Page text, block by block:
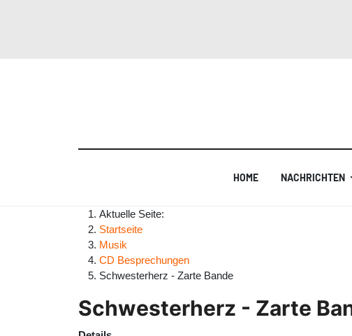
HOME NACHRICHTEN
Aktuelle Seite:
Startseite
Musik
CD Besprechungen
Schwesterherz - Zarte Bande
Schwesterherz - Zarte